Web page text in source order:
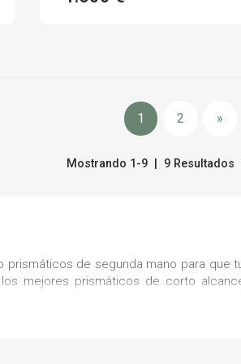
1 2 »
Mostrando 1-9 | 9 Resultados
prismáticos de segunda mano para
mejores prismáticos de corto
de si lo que te